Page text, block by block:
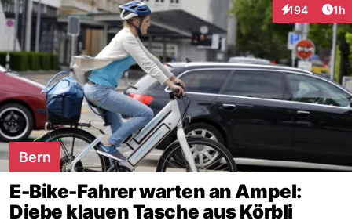
194
Interaktionen
1h
Bern
E-Bike-Fahrer warten an Ampel:
Diebe klauen Tasche aus Körbli